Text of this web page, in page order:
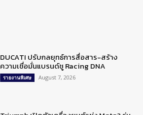
DUCATI ปรับกลยุทธ์การสื่อสาร-สร้าง
ความเชื่อมั่นแบรนด์ชู Racing DNA
รายงานพิเศษ August 7, 2026